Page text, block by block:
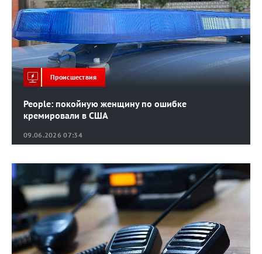
09.06.2026 07:34
People: покойную женщину по ошибке
кремировали в США
Происшествия